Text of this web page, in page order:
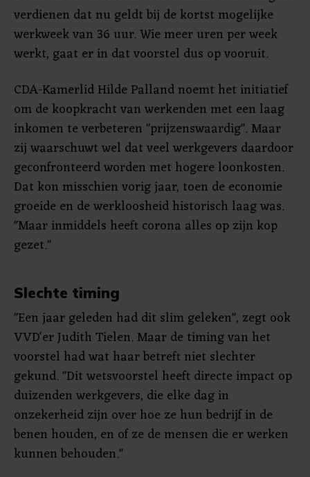
verdienen dat nu geldt bij de kortst mogelijke
werkweek van 36 uur. Wie meer uren per week
werkt, gaat er in dat voorstel dus op vooruit.
CDA-Kamerlid Hilde Palland noemt het initiatief
om de koopkracht van werkenden met een laag
inkomen te verbeteren "prijzenswaardig". Maar
zij waarschuwt wel dat veel werkgevers daardoor
geconfronteerd worden met hogere loonkosten.
Dat kon misschien vorig jaar, toen de economie
groeide en de werkloosheid historisch laag was.
"Maar inmiddels heeft corona alles op zijn kop
gezet."
Slechte timing
"Een jaar geleden had dit slim geleken", zegt ook
VVD'er Judith Tielen. Maar de timing van het
voorstel had wat haar betreft niet slechter
gekund. "Dit wetsvoorstel heeft directe impact op
duizenden werkgevers, die elke dag in
onzekerheid zijn over hoe ze hun bedrijf in de
benen houden, en of ze de mensen die er werken
kunnen behouden."